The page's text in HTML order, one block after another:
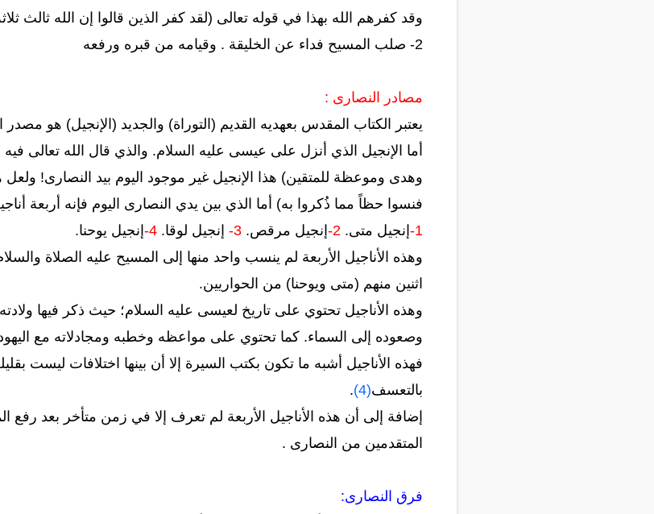
وقد كفرهم الله بهذا في قوله تعالى (لقد كفر الذين قالوا إن الله ثالث
2- صلب المسيح فداء عن الخليقة . وقيامه من قبره ورفعه
مصادر النصارى :
يعتبر الكتاب المقدس بعهديه القديم (التوراة) والجديد (الإنجيل) هو مصدر
أما الإنجيل الذي أنزل على عيسى عليه السلام. والذي قال الله تعالى فيه
وهدى وموعظة للمتقين) هذا الإنجيل غير موجود اليوم بيد النصارى! ولعل
فنسوا حظاً مما ذُكروا به) أما الذي بين يدي النصارى اليوم فإنه أربعة
1- إنجيل متى. 2- إنجيل مرقص. 3- إنجيل لوقا. 4- إنجيل يوحنا.
وهذه الأناجيل الأربعة لم ينسب واحد منها إلى المسيح عليه الصلاة
اثنين منهم (متى ويوحنا) من الحواريين.
وهذه الأناجيل تحتوي على تاريخ لعيسى عليه السلام؛ حيث ذكر فيها
وصعوده إلى السماء. كما تحتوي على مواعظه وخطبه ومجادلاته مع
فهذه الأناجيل أشبه ما تكون بكتب السيرة إلا أن بينها اختلافات ليست
بالتعسف(4)
.
المتقدمين من النصارى .
فرق النصارى: